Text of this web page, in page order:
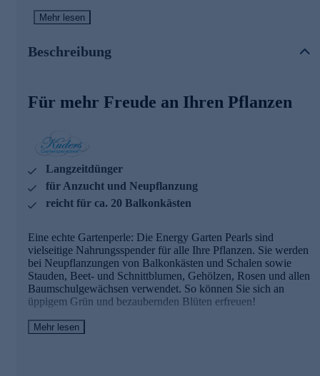
Denkbar einfache Anwendung
Der umhüllte Langzeitdünger mit allen Haupt- und
Spurennährstoffen steht den Pflanzen in einem Zeitraum von
- 20 °C. Höhere Temperaturen beschleunigen und niedrigere
Ideal für alle Jungpflanzen
Je nach Temperatur kommt die Wirkung der Energy Pearls
ab der 2. - 3. Woche nach der Ausbringung voll zur
Wirkung. Deshalb ist dieses Produkt ideal geeignet für die
Energy Garten Pearls sollten immer unter das Erdsubstrat
eingearbeitet werden. 1 kg Energy Garten Pearls reichen für
10 Balkonkästen.
Tipp: Wenn Sie zusätzlich in den Sommermonaten mit
Kuders Dünger nachdüngen, unterstützen Sie Ihre Pflanzen
noch besser.
Mehr lesen
Beschreibung
Für mehr Freude an Ihren Pflanzen
Langzeitdünger
für Anzucht und Neupflanzung
reicht für ca. 20 Balkonkästen
Eine echte Gartenperle: Die Energy Garten Pearls sind
vielseitige Nahrungsspender für alle Ihre Pflanzen. Sie werden
bei Neupflanzungen von Balkonkästen und Schalen sowie
Stauden, Beet- und Schnittblumen, Gehölzen, Rosen und allen
Baumschulgewächsen verwendet. So können Sie sich an
üppigem Grün und bezaubernden Blüten erfreuen!
Denkbar einfache Anwendung
Mehr lesen